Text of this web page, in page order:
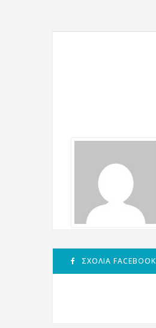
ΣΧΌΛΙΑ FACEBOOK